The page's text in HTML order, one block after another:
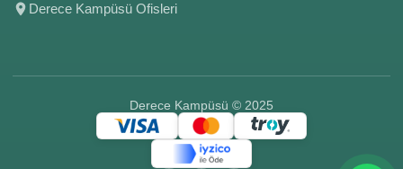
Derece Kampüsü Ofisleri
Derece Kampüsü © 2025